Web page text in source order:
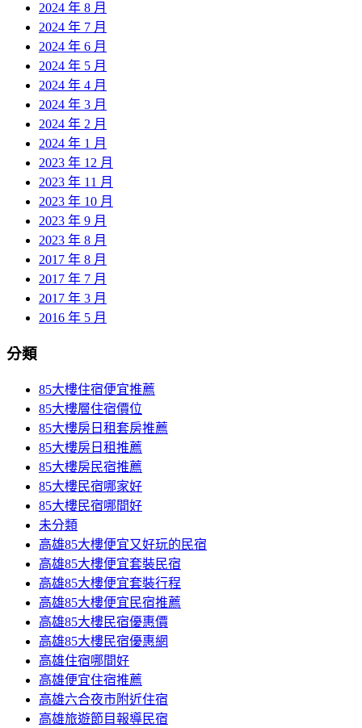
2024 年 8 月
2024 年 7 月
2024 年 6 月
2024 年 5 月
2024 年 4 月
2024 年 3 月
2024 年 2 月
2024 年 1 月
2023 年 12 月
2023 年 11 月
2023 年 10 月
2023 年 9 月
2023 年 8 月
2017 年 8 月
2017 年 7 月
2017 年 3 月
2016 年 5 月
分類
85大樓住宿便宜推薦
85大樓層住宿價位
85大樓房日租套房推薦
85大樓房日租推薦
85大樓房民宿推薦
85大樓民宿哪家好
85大樓民宿哪間好
未分類
高雄85大樓便宜又好玩的民宿
高雄85大樓便宜套裝民宿
高雄85大樓便宜套裝行程
高雄85大樓便宜民宿推薦
高雄85大樓民宿優惠價
高雄85大樓民宿優惠網
高雄住宿哪間好
高雄便宜住宿推薦
高雄六合夜市附近住宿
高雄旅遊節目報導民宿